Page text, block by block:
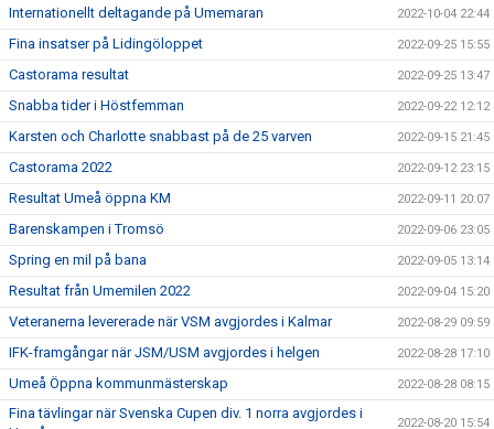
Internationellt deltagande på Umemaran 2022-10-04 22:44
Fina insatser på Lidingöloppet 2022-09-25 15:55
Castorama resultat 2022-09-25 13:47
Snabba tider i Höstfemman 2022-09-22 12:12
Karsten och Charlotte snabbast på de 25 varven 2022-09-15 21:45
Castorama 2022 2022-09-12 23:15
Resultat Umeå öppna KM 2022-09-11 20:07
Barenskampen i Tromsö 2022-09-06 23:05
Spring en mil på bana 2022-09-05 13:14
Resultat från Umemilen 2022 2022-09-04 15:20
Veteranerna levererade när VSM avgjordes i Kalmar 2022-08-29 09:59
IFK-framgångar när JSM/USM avgjordes i helgen 2022-08-28 17:10
Umeå Öppna kommunmästerskap 2022-08-28 08:15
Fina tävlingar när Svenska Cupen div. 1 norra avgjordes i
2022-08-20 15:54